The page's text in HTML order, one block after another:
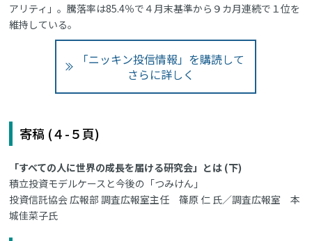
アリティ」。騰落率は85.4％で４月末基準から９カ月連続で１位を
維持している。
「ニッキン投信情報」を購読して
さらに詳しく
寄稿 (４-５頁)
「すべての人に世界の成長を届ける研究会」とは (下)
積立投資モデルケースと今後の「つみけん」
投資信託協会 広報部 調査広報室主任 篠原 仁 氏／調査広報室 本
城佳菜子氏